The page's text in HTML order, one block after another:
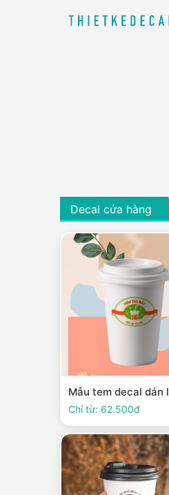
Decal cửa hàng
Chỉ từ: 62.500đ